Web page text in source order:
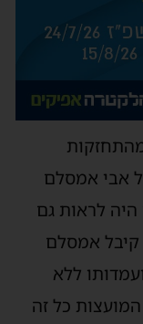
אבי אמסלם
לראות גם
קיבל אמסלם
ללא
המועצות כל זה